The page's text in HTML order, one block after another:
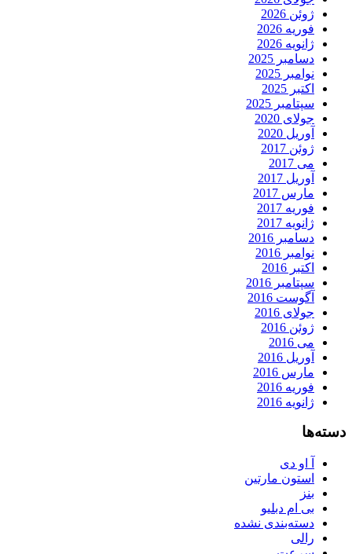
ژوئن 2026
فوریه 2026
ژانویه 2026
دسامبر 2025
نوامبر 2025
اکتبر 2025
سپتامبر 2025
جولای 2020
آوریل 2020
ژوئن 2017
می 2017
آوریل 2017
مارس 2017
فوریه 2017
ژانویه 2017
دسامبر 2016
نوامبر 2016
اکتبر 2016
سپتامبر 2016
آگوست 2016
جولای 2016
ژوئن 2016
می 2016
آوریل 2016
مارس 2016
فوریه 2016
ژانویه 2016
دسته‌ها
آ او دی
استون مارتین
بنز
بی ام دبلیو
دسته‌بندی نشده
رالی